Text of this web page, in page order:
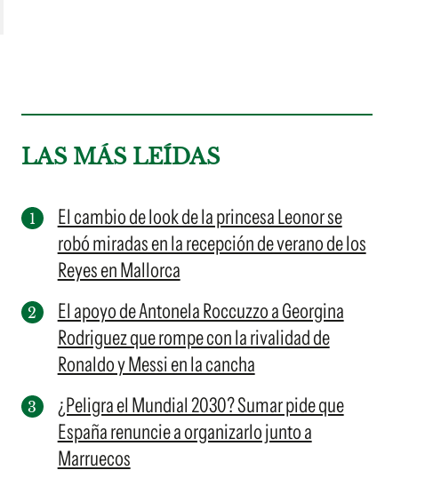
LAS MÁS LEÍDAS
El cambio de look de la princesa Leonor se
robó miradas en la recepción de verano de los
Reyes en Mallorca
El apoyo de Antonela Roccuzzo a Georgina
Rodriguez que rompe con la rivalidad de
Ronaldo y Messi en la cancha
¿Peligra el Mundial 2030? Sumar pide que
España renuncie a organizarlo junto a
Marruecos